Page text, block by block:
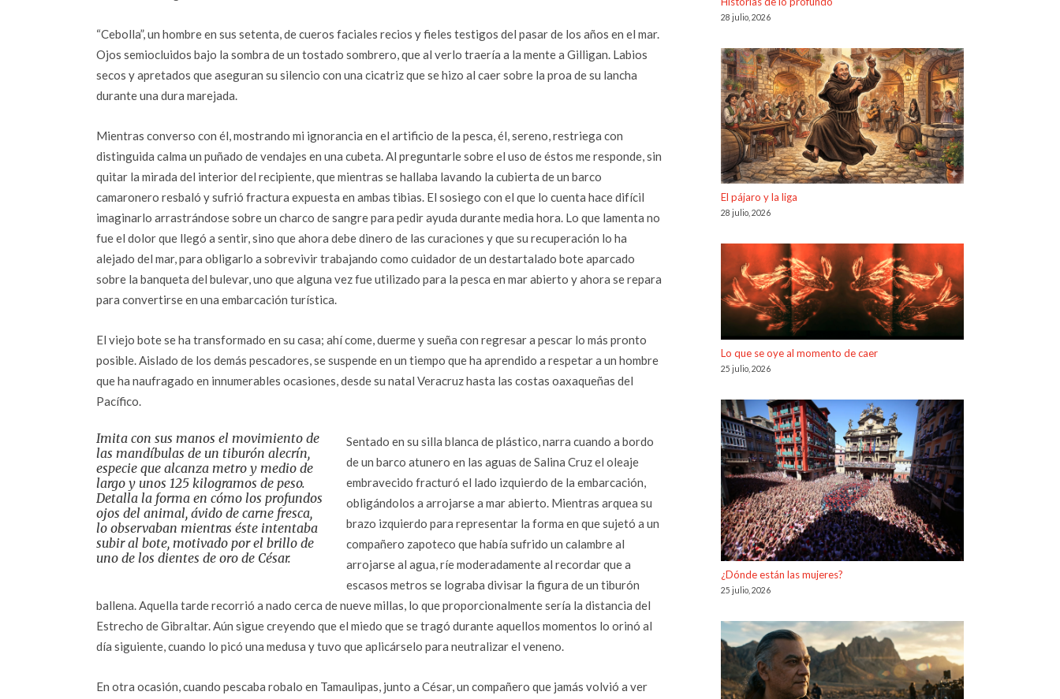
“Cebolla”, un hombre en sus setenta, de cueros faciales recios y fieles testigos del pasar de los años en el mar.
Ojos semiocluidos bajo la sombra de un tostado sombrero, que al verlo traería a la mente a Gilligan. Labios
secos y apretados que aseguran su silencio con una cicatriz que se hizo al caer sobre la proa de su lancha
durante una dura marejada.
Mientras converso con él, mostrando mi ignorancia en el artificio de la pesca, él, sereno, restriega con
distinguida calma un puñado de vendajes en una cubeta. Al preguntarle sobre el uso de éstos me responde, sin
quitar la mirada del interior del recipiente, que mientras se hallaba lavando la cubierta de un barco
camaronero resbaló y sufrió fractura expuesta en ambas tibias. El sosiego con el que lo cuenta hace difícil
imaginarlo arrastrándose sobre un charco de sangre para pedir ayuda durante media hora. Lo que lamenta no
fue el dolor que llegó a sentir, sino que ahora debe dinero de las curaciones y que su recuperación lo ha
alejado del mar, para obligarlo a sobrevivir trabajando como cuidador de un destartalado bote aparcado
sobre la banqueta del bulevar, uno que alguna vez fue utilizado para la pesca en mar abierto y ahora se repara
para convertirse en una embarcación turística.
El viejo bote se ha transformado en su casa; ahí come, duerme y sueña con regresar a pescar lo más pronto
posible. Aislado de los demás pescadores, se suspende en un tiempo que ha aprendido a respetar a un hombre
que ha naufragado en innumerables ocasiones, desde su natal Veracruz hasta las costas oaxaqueñas del
Pacífico.
Imita con sus manos el movimiento de
las mandíbulas de un tiburón alecrín,
especie que alcanza metro y medio de
largo y unos 125 kilogramos de peso.
Detalla la forma en cómo los profundos
ojos del animal, ávido de carne fresca,
lo observaban mientras éste intentaba
subir al bote, motivado por el brillo de
uno de los dientes de oro de César.
Sentado en su silla blanca de plástico, narra cuando a bordo
de un barco atunero en las aguas de Salina Cruz el oleaje
embravecido fracturó el lado izquierdo de la embarcación,
obligándolos a arrojarse a mar abierto. Mientras arquea su
brazo izquierdo para representar la forma en que sujetó a un
compañero zapoteco que había sufrido un calambre al
arrojarse al agua, ríe moderadamente al recordar que a
escasos metros se lograba divisar la figura de un tiburón
ballena. Aquella tarde recorrió a nado cerca de nueve millas, lo que proporcionalmente sería la distancia del
Estrecho de Gibraltar. Aún sigue creyendo que el miedo que se tragó durante aquellos momentos lo orinó al
día siguiente, cuando lo picó una medusa y tuvo que aplicárselo para neutralizar el veneno.
En otra ocasión, cuando pescaba robalo en Tamaulipas, junto a César, un compañero que jamás volvió a ver
28 julio, 2026
El pájaro y la liga
28 julio, 2026
Lo que se oye al momento de caer
25 julio, 2026
¿Dónde están las mujeres?
25 julio, 2026